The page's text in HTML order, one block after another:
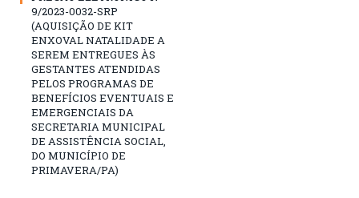
9/2023-0032-SRP
(AQUISIÇÃO DE KIT
ENXOVAL NATALIDADE A
SEREM ENTREGUES ÀS
GESTANTES ATENDIDAS
PELOS PROGRAMAS DE
BENEFÍCIOS EVENTUAIS E
EMERGENCIAIS DA
SECRETARIA MUNICIPAL
DE ASSISTÊNCIA SOCIAL,
DO MUNICÍPIO DE
PRIMAVERA/PA)